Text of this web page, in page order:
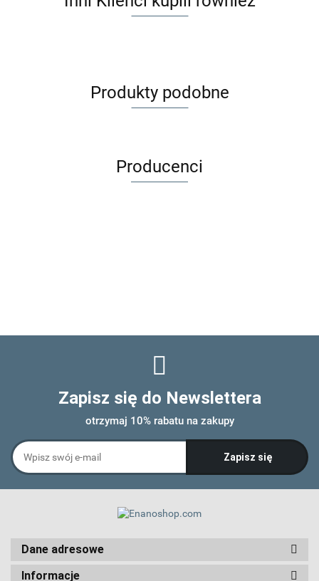
Produkty podobne
Producenci
Zapisz się do Newslettera
otrzymaj 10% rabatu na zakupy
Dane adresowe
Informacje